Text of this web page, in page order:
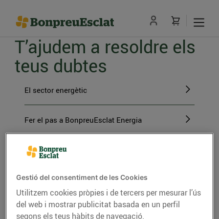
T’ajudem a resoldre els
teus dubtes
El sector energètic
Fer el pas a BonpreuEsclat Energia
Gestions amb BonpreuEsclat Energia
L'energia verda
Gestió del consentiment de les Cookies
Utilitzem cookies pròpies i de tercers per mesurar l’ús
del web i mostrar publicitat basada en un perfil
segons els teus hàbits de navegació.